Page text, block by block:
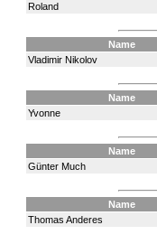
Roland
Name
Vladimir Nikolov
Name
Yvonne
Name
Günter Much
Name
Thomas Anderes